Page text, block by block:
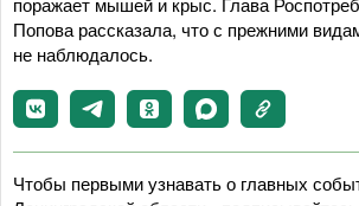
Попова рассказала, что с прежними
не наблюдалось.
Чтобы первыми узнавать о главных